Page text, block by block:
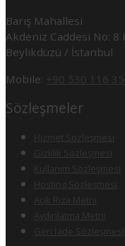
Barış Mahallesi
Akdeniz Caddesi No: 8
Beylikdüzü / İstanbul
Mobile: +90 530 116
Sözleşmeler
Hizmet Sözleşmesi
Gizlilik Sözleşmesi
Kullanım Sözleşmesi
Hosting Sözleşmesi
Açık Rıza Metni
Aydınlatma Metni
Geri İade Sözleşmesi